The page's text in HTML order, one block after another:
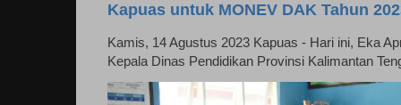
Kapuas untuk MONEV DAK Tahun
Kamis, 14 Agustus 2023 Kapuas - Hari ini, Eka
Kepala Dinas Pendidikan Provinsi Kalimantan